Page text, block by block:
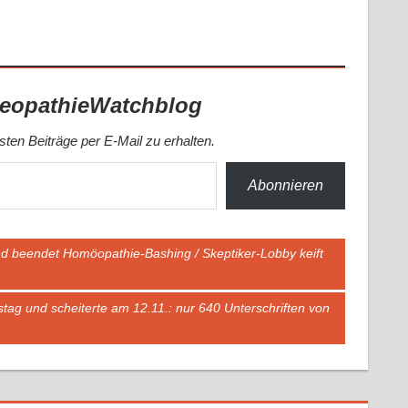
Beiträge per E-Mail zu erhalten.
Abonnieren
beendet Homöopathie-Bashing / Skeptiker-Lobby keift
und scheiterte am 12.11.: nur 640 Unterschriften von